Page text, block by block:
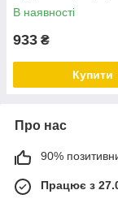
В наявності
933 ₴
Купити
Про нас
90%
Працює з